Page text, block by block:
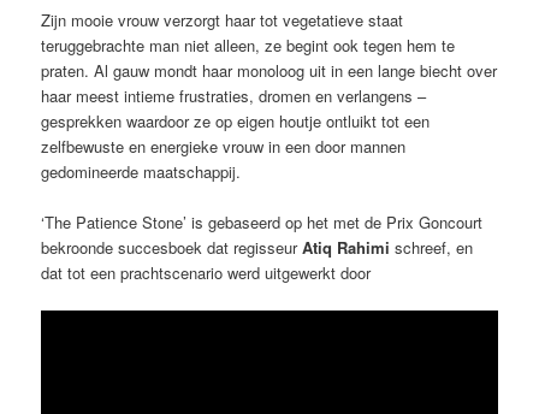
Zijn mooie vrouw verzorgt haar tot vegetatieve staat
teruggebrachte man niet alleen, ze begint ook tegen hem te
praten. Al gauw mondt haar monoloog uit in een lange biecht over
haar meest intieme frustraties, dromen en verlangens –
gesprekken waardoor ze op eigen houtje ontluikt tot een
zelfbewuste en energieke vrouw in een door mannen
gedomineerde maatschappij.
‘The Patience Stone’ is gebaseerd op het met de Prix Goncourt
bekroonde succesboek dat regisseurAtiq Rahimi schreef, en
dat tot een prachtscenario werd uitgewerkt door